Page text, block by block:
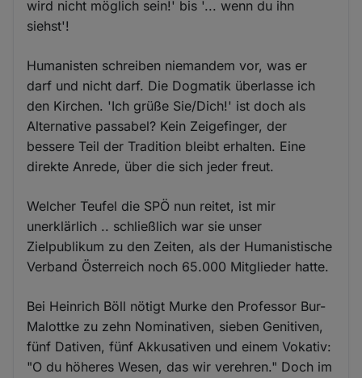
wird nicht möglich sein!' bis '... wenn du ihn
siehst'!
Humanisten schreiben niemandem vor, was er
darf und nicht darf. Die Dogmatik überlasse ich
den Kirchen. 'Ich grüße Sie/Dich!' ist doch als
Alternative passabel? Kein Zeigefinger, der
bessere Teil der Tradition bleibt erhalten. Eine
direkte Anrede, über die sich jeder freut.
Welcher Teufel die SPÖ nun reitet, ist mir
unerklärlich .. schließlich war sie unser
Zielpublikum zu den Zeiten, als der Humanistische
Verband Österreich noch 65.000 Mitglieder hatte.
Bei Heinrich Böll nötigt Murke den Professor Bur-
Malottke zu zehn Nominativen, sieben Genitiven,
fünf Dativen, fünf Akkusativen und einem Vokativ:
"O du höheres Wesen, das wir verehren." Doch im